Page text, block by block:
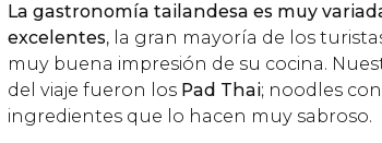
La gastronomía tailandesa es muy
excelentes, la gran mayoría de los
muy buena impresión de su cocina.
del viaje fueron los Pad Thai; noodles
ingredientes que lo hacen muy sabroso.